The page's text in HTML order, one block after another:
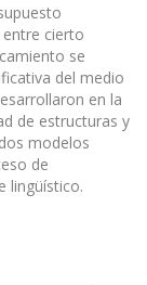
cierto
se
del medio
en la
de estructuras y
modelos
de
lingüístico.